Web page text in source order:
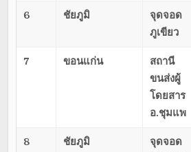
6 ชัยภูมิ
จุดจอด
ภูเขียว
7 ขอนแก่น
สถานี
ขนส่งผู้
โดยสาร
อ.ชุมแพ
8 ชัยภูมิ
จุดจอด